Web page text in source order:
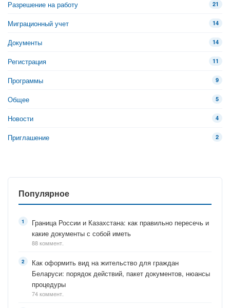
Разрешение на работу 21
Миграционный учет 14
Документы 14
Регистрация 11
Программы 9
Общее 5
Новости 4
Приглашение 2
Популярное
Граница России и Казахстана: как правильно пересечь и
какие документы с собой иметь
88 коммент.
Как оформить вид на жительство для граждан
Беларуси: порядок действий, пакет документов, нюансы
процедуры
74 коммент.